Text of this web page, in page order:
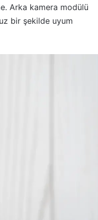
Arka kamera modülü
bir şekilde uyum